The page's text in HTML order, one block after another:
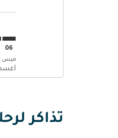
06
ميس
تذاكر